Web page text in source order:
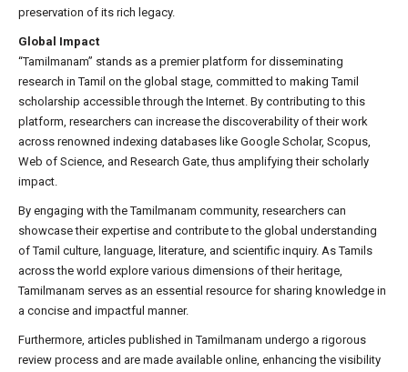
preservation of its rich legacy.
Global Impact
“Tamilmanam” stands as a premier platform for disseminating
research in Tamil on the global stage, committed to making Tamil
scholarship accessible through the Internet. By contributing to this
platform, researchers can increase the discoverability of their work
across renowned indexing databases like Google Scholar, Scopus,
Web of Science, and Research Gate, thus amplifying their scholarly
impact.
By engaging with the Tamilmanam community, researchers can
showcase their expertise and contribute to the global understanding
of Tamil culture, language, literature, and scientific inquiry. As Tamils
across the world explore various dimensions of their heritage,
Tamilmanam serves as an essential resource for sharing knowledge in
a concise and impactful manner.
Furthermore, articles published in Tamilmanam undergo a rigorous
review process and are made available online, enhancing the visibility